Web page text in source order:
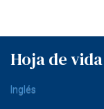
Hoja de
Inglés